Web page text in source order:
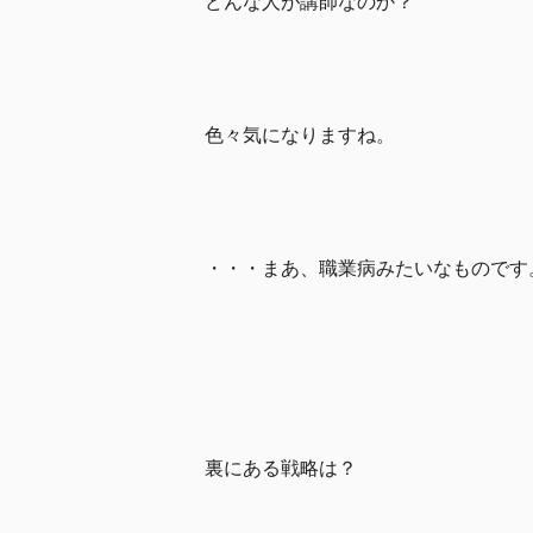
色々気になりますね。
・・・まあ、職業病みたいなものです
裏にある戦略は？